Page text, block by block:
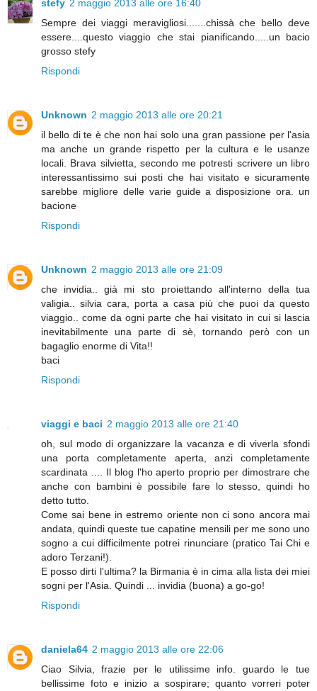
stefy 2 maggio 2013 alle ore 16:40
Sempre dei viaggi meravigliosi.......chissà che bello deve
essere....questo viaggio che stai pianificando.....un bacio
grosso stefy
Rispondi
Unknown 2 maggio 2013 alle ore 20:21
il bello di te è che non hai solo una gran passione per l'asia
ma anche un grande rispetto per la cultura e le usanze
locali. Brava silvietta, secondo me potresti scrivere un libro
interessantissimo sui posti che hai visitato e sicuramente
sarebbe migliore delle varie guide a disposizione ora. un
bacione
Rispondi
Unknown 2 maggio 2013 alle ore 21:09
che invidia.. già mi sto proiettando all'interno della tua
valigia.. silvia cara, porta a casa più che puoi da questo
viaggio.. come da ogni parte che hai visitato in cui si lascia
inevitabilmente una parte di sè, tornando però con un
bagaglio enorme di Vita!!
baci
Rispondi
viaggi e baci 2 maggio 2013 alle ore 21:40
oh, sul modo di organizzare la vacanza e di viverla sfondi
una porta completamente aperta, anzi completamente
scardinata .... Il blog l'ho aperto proprio per dimostrare che
anche con bambini è possibile fare lo stesso, quindi ho
detto tutto.
Come sai bene in estremo oriente non ci sono ancora mai
andata, quindi queste tue capatine mensili per me sono uno
sogno a cui difficilmente potrei rinunciare (pratico Tai Chi e
adoro Terzani!).
E posso dirti l'ultima? la Birmania è in cima alla lista dei miei
sogni per l'Asia. Quindi ... invidia (buona) a go-go!
Rispondi
daniela64 2 maggio 2013 alle ore 22:06
Ciao Silvia, frazie per le utilissime info. guardo le tue
bellissime foto e inizio a sospirare; quanto vorreri poter